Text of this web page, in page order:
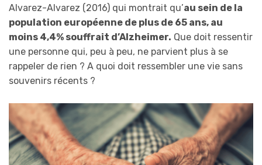
Alvarez-Alvarez (2016) qui montrait qu’au sein de la
population européenne de plus de 65 ans, au
moins 4,4% souffrait d’Alzheimer. Que doit ressentir
une personne qui, peu à peu, ne parvient plus à se
rappeler de rien ? A quoi doit ressembler une vie sans
souvenirs récents ?